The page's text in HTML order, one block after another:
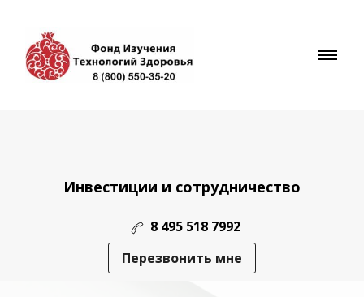
Инвестиции и сотрудничество
8 495 518 7992
Перезвонить мне